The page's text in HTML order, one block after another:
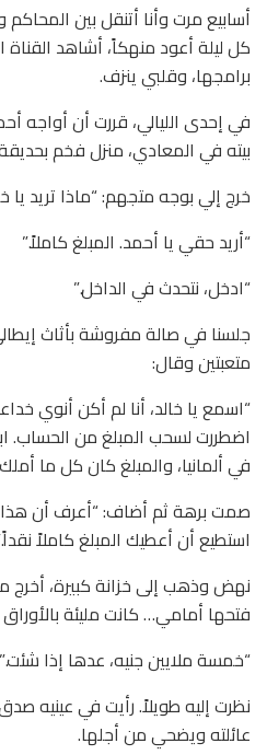
أسابيع مرت وأنا أتنقل بين
كل ليلة أعود منهكاً، أشاهد
برامجها، وقلبي ينزف.
في إحدى الليالي، قررت أن أواجه
بيته في المعادي، منزل فخم
خرج إلي بوجه متجهم: “ماذا تريد يا
“أريد حقي يا أحمد. المبلغ كاملاً.”
“ادخل، نتحدث في الداخل.”
جلسنا في صالة مفروشة بأثاث
متعبتين وقال:
“اسمع يا خالد، أنا لم أكن أنوي
اضطررت لسحب المبلغ من الحساب.
في ألمانيا، والمبلغ كان كل ما
صمت برهة ثم أضاف: “أعرف أن هذا
استطيع أن أعطيك المبلغ كاملاً
نهض وذهب إلى خزانة كبيرة، أخرج
فتحها أمامي… كانت مليئة بالأوراق
“خمسة ملايين جنيه، عدها إذا شئت.”
نظرت إليه طويلاً. رأيت في عينيه
عائلته ويضحي من أجلها.